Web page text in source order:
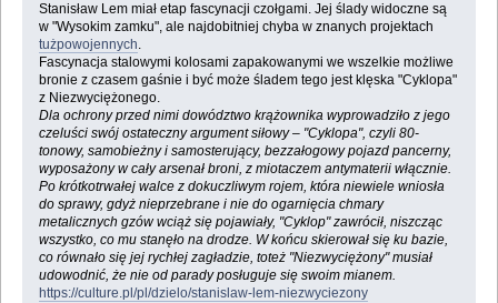
Stanisław Lem miał etap fascynacji czołgami. Jej ślady widoczne są
w "Wysokim zamku", ale najdobitniej chyba w znanych projektach
tużpowojennych.
Fascynacja stalowymi kolosami zapakowanymi we wszelkie możliwe
bronie z czasem gaśnie i być może śladem tego jest klęska "Cyklopa"
z Niezwyciężonego.
Dla ochrony przed nimi dowództwo krążownika wyprowadziło z jego
czeluści swój ostateczny argument siłowy – "Cyklopa", czyli 80-
tonowy, samobieżny i samosterujący, bezzałogowy pojazd pancerny,
wyposażony w cały arsenał broni, z miotaczem antymaterii włącznie.
Po krótkotrwałej walce z dokuczliwym rojem, która niewiele wniosła
do sprawy, gdyż nieprzebrane i nie do ogarnięcia chmary
metalicznych gzów wciąż się pojawiały, "Cyklop" zawrócił, niszcząc
wszystko, co mu stanęło na drodze. W końcu skierował się ku bazie,
co równało się jej rychłej zagładzie, toteż "Niezwyciężony" musiał
udowodnić, że nie od parady posługuje się swoim mianem.
https://culture.pl/pl/dzielo/stanislaw-lem-niezwyciezony